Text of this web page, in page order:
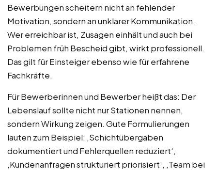
Bewerbungen scheitern nicht an fehlender
Motivation, sondern an unklarer Kommunikation.
Wer erreichbar ist, Zusagen einhält und auch bei
Problemen früh Bescheid gibt, wirkt professionell.
Das gilt für Einsteiger ebenso wie für erfahrene
Fachkräfte.
Für Bewerberinnen und Bewerber heißt das: Der
Lebenslauf sollte nicht nur Stationen nennen,
sondern Wirkung zeigen. Gute Formulierungen
lauten zum Beispiel: ‚Schichtübergaben
dokumentiert und Fehlerquellen reduziert‘,
‚Kundenanfragen strukturiert priorisiert‘, ‚Team bei